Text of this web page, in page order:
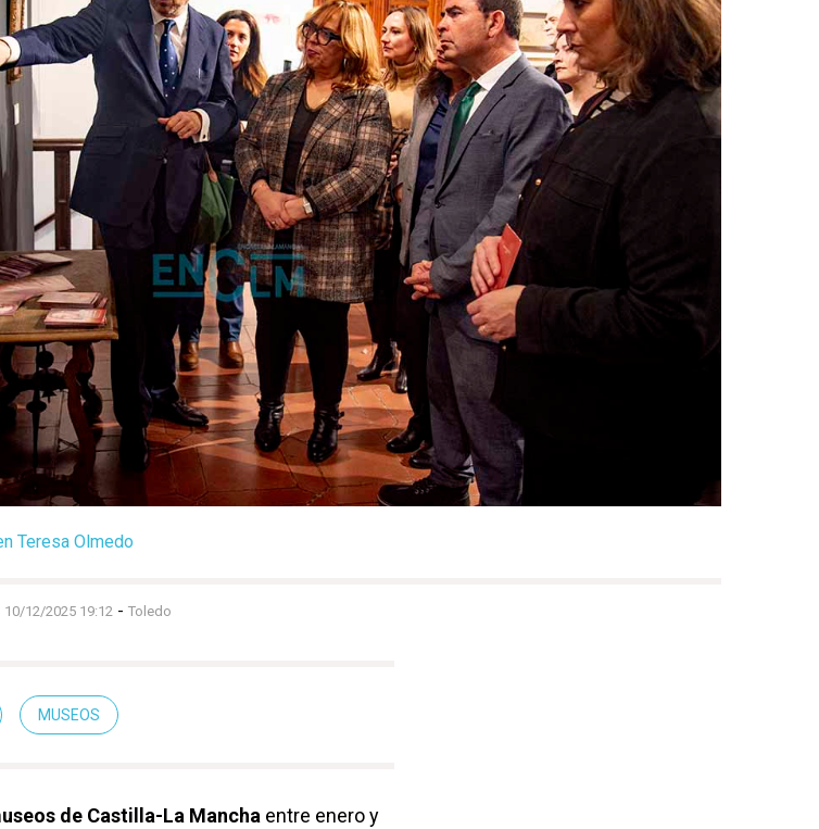
Teresa Olmedo
10/12/2025 19:12 - Toledo
MUSEOS
de Castilla-La Mancha entre enero y